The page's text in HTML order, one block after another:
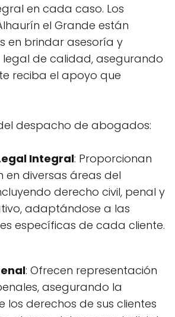
en cada caso. Los
el Grande están
en brindar asesoría y
legal de calidad, asegurando
reciba el apoyo que
despacho de abogados:
Integral: Proporcionan
en diversas áreas del
derecho civil, penal y
adaptándose a las
específicas de cada cliente.
: Ofrecen representación
asegurando la
los derechos de sus clientes